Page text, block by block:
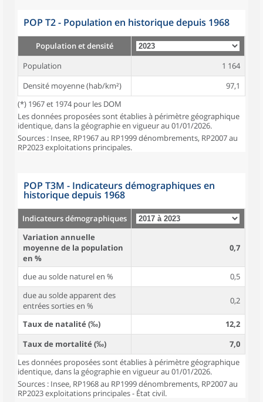
POP T2 - Population en historique depuis 1968
Population et densité
Population
1 164
Densité moyenne (hab/km²)
97,1
(*) 1967 et 1974 pour les DOM
Les données proposées sont établies à périmètre géographique
identique, dans la géographie en vigueur au 01/01/2026.
Sources : Insee, RP1967 au RP1999 dénombrements, RP2007 au
RP2023 exploitations principales.
POP T3M - Indicateurs démographiques en
historique depuis 1968
Indicateurs démographiques
Variation annuelle
moyenne de la population
en %
0,7
due au solde naturel en %
0,5
due au solde apparent des
entrées sorties en %
0,2
Taux de natalité (‰)
12,2
Taux de mortalité (‰)
7,0
Les données proposées sont établies à périmètre géographique
identique, dans la géographie en vigueur au 01/01/2026.
Sources : Insee, RP1968 au RP1999 dénombrements, RP2007 au
RP2023 exploitations principales - État civil.